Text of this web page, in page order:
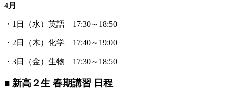
4月
・1日（水）英語 17:30～18:50
・2日（木）化学 17:40～19:00
・3日（金）生物 17:30～18:50
■ 新高２生 春期講習 日程